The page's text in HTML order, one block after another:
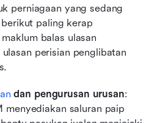
perniagaan yang sedang
paling kerap
balas ulasan
perisian penglibatan
dan pengurusan urusan:
menyediakan saluran paip